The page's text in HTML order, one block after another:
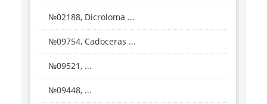
№02188, Dicroloma ...
№09754, Cadoceras ...
№09521, ...
№09448, ...